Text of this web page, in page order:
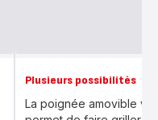
Plusieurs possibilités
La poignée amovible